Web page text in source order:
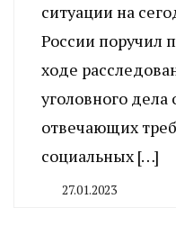
ситуации на
России поручил
ходе
уголовного дела
отвечающих
социальных […]
27.01.2023